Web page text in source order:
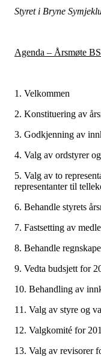
Styret i Bryne
Agenda – Årsmøte
1. Velkommen
2. Konstituering av
3. Godkjenning av
4. Valg av ordstyrer
5. Valg av to
representanter til
6. Behandle styrets
7. Fastsetting av
8. Behandle
9. Vedta budsjett for
10. Behandling av
11. Valg av styre og
12. Valgkomité for
13. Valg av revisorer